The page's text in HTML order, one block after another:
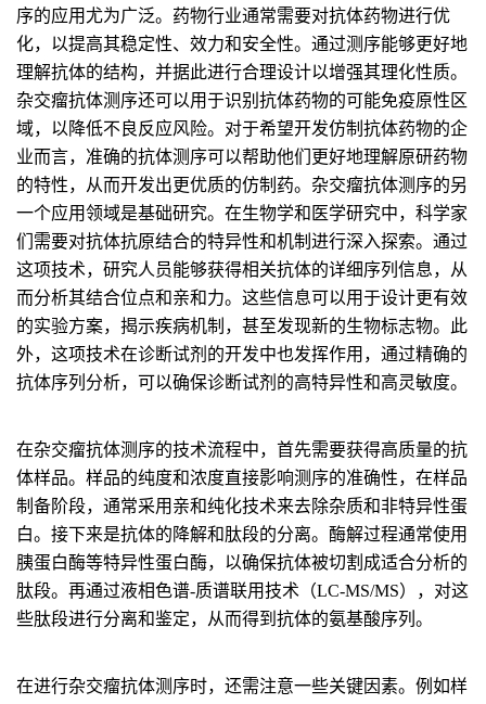
序的应用尤为广泛。药物行业通常需要对抗体药物进行优
化，以提高其稳定性、效力和安全性。通过测序能够更好地
理解抗体的结构，并据此进行合理设计以增强其理化性质。
杂交瘤抗体测序还可以用于识别抗体药物的可能免疫原性区
域，以降低不良反应风险。对于希望开发仿制抗体药物的企
业而言，准确的抗体测序可以帮助他们更好地理解原研药物
的特性，从而开发出更优质的仿制药。杂交瘤抗体测序的另
一个应用领域是基础研究。在生物学和医学研究中，科学家
们需要对抗体抗原结合的特异性和机制进行深入探索。通过
这项技术，研究人员能够获得相关抗体的详细序列信息，从
而分析其结合位点和亲和力。这些信息可以用于设计更有效
的实验方案，揭示疾病机制，甚至发现新的生物标志物。此
外，这项技术在诊断试剂的开发中也发挥作用，通过精确的
抗体序列分析，可以确保诊断试剂的高特异性和高灵敏度。
在杂交瘤抗体测序的技术流程中，首先需要获得高质量的抗
体样品。样品的纯度和浓度直接影响测序的准确性，在样品
制备阶段，通常采用亲和纯化技术来去除杂质和非特异性蛋
白。接下来是抗体的降解和肽段的分离。酶解过程通常使用
胰蛋白酶等特异性蛋白酶，以确保抗体被切割成适合分析的
肽段。再通过液相色谱-质谱联用技术（LC-MS/MS），对这
些肽段进行分离和鉴定，从而得到抗体的氨基酸序列。
在进行杂交瘤抗体测序时，还需注意一些关键因素。例如样